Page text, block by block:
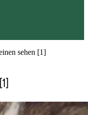
sehen [1]